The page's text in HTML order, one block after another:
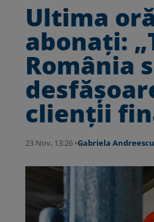
Ultima
abonați:
România
clienţii
23 Nov, 13:26 •Gabriela Andreescu